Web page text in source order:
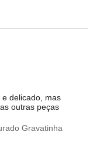
delicado, mas
outras peças
Gravatinha